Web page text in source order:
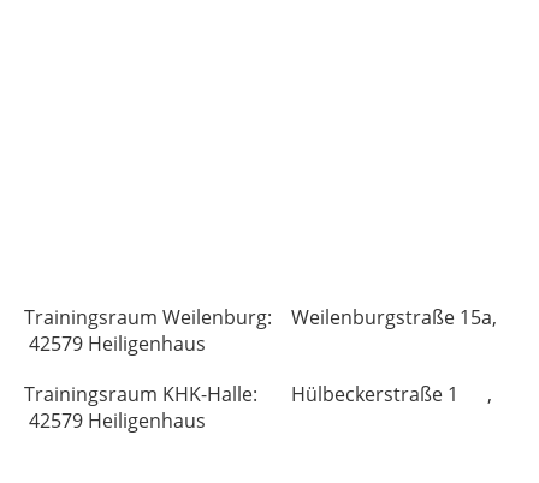
Trainingsraum Weilenburg: Weilenburgstraße 15a,
42579 Heiligenhaus
Trainingsraum KHK-Halle: Hülbeckerstraße 1 ,
42579 Heiligenhaus